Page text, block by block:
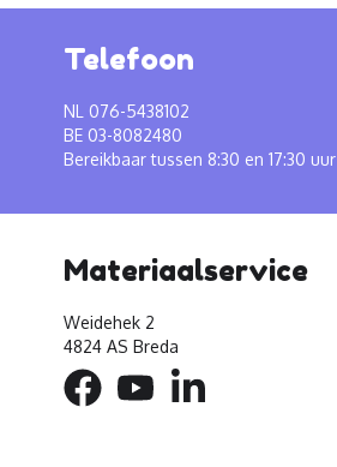
Telefoon
NL 076-5438102
BE 03-8082480
Bereikbaar tussen 8:30 en 17:30 uur
Materiaalservice
Weidehek 2
4824 AS Breda